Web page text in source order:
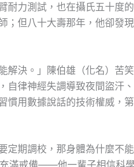
耐力測試，也在攝氏五十度
；但八十大壽那年，他卻發
解決。」陳伯雄（化名）苦
自律神經失調導致夜間盜汗、
慣用數據說話的技術權威，
定期調校，那身體為什麼不